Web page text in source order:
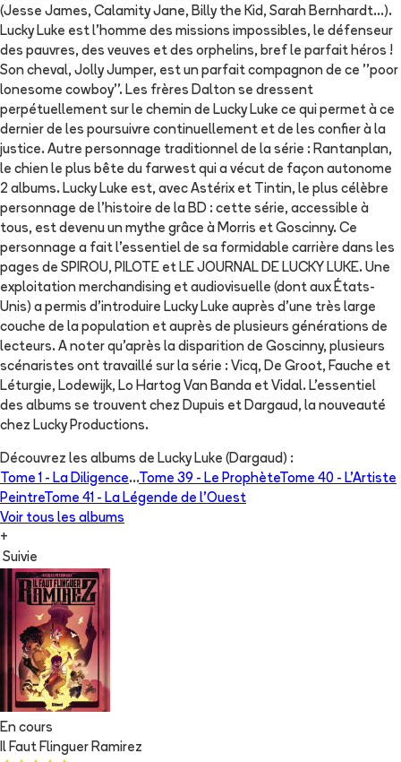
(Jesse James, Calamity Jane, Billy the Kid, Sarah Bernhardt...).
Lucky Luke est l'homme des missions impossibles, le défenseur
des pauvres, des veuves et des orphelins, bref le parfait héros !
Son cheval, Jolly Jumper, est un parfait compagnon de ce ''poor
lonesome cowboy''. Les frères Dalton se dressent
perpétuellement sur le chemin de Lucky Luke ce qui permet à ce
dernier de les poursuivre continuellement et de les confier à la
justice. Autre personnage traditionnel de la série : Rantanplan,
le chien le plus bête du farwest qui a vécut de façon autonome
2 albums. Lucky Luke est, avec Astérix et Tintin, le plus célèbre
personnage de l'histoire de la BD : cette série, accessible à
tous, est devenu un mythe grâce à Morris et Goscinny. Ce
personnage a fait l'essentiel de sa formidable carrière dans les
pages de SPIROU, PILOTE et LE JOURNAL DE LUCKY LUKE. Une
exploitation merchandising et audiovisuelle (dont aux États-
Unis) a permis d'introduire Lucky Luke auprès d'une très large
couche de la population et auprès de plusieurs générations de
lecteurs. A noter qu'après la disparition de Goscinny, plusieurs
scénaristes ont travaillé sur la série : Vicq, De Groot, Fauche et
Léturgie, Lodewijk, Lo Hartog Van Banda et Vidal. L'essentiel
des albums se trouvent chez Dupuis et Dargaud, la nouveauté
chez Lucky Productions.
Découvrez les albums de Lucky Luke (Dargaud) :
Tome 1 - La Diligence...Tome 39 - Le ProphèteTome 40 - L'Artiste
PeintreTome 41 - La Légende de l'Ouest
Voir tous les albums
+
Suivie
En cours
Il Faut Flinguer Ramirez